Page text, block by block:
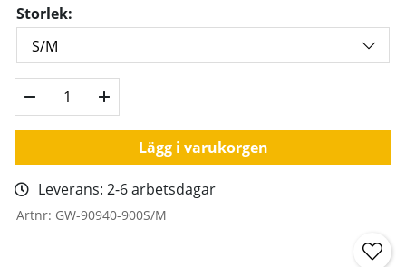
Storlek:
Lägg i varukorgen
Leverans: 2-6 arbetsdagar
Artnr: GW-90940-900S/M